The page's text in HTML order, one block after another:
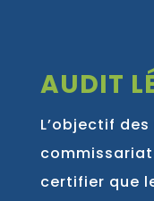
AUDIT
L’objectif
certifier que